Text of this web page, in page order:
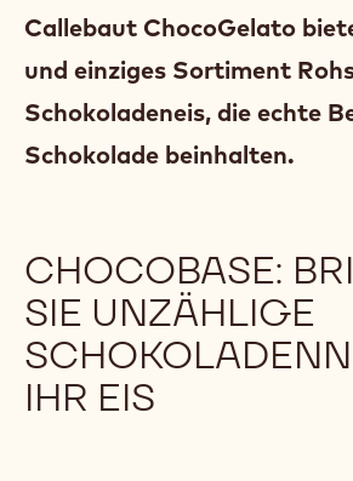
Callebaut ChocoGelato
und einziges Sortiment
Schokoladeneis, die echte
Schokolade beinhalten.
CHOCOBASE:
SIE UNZÄHLIGE
IHR EIS